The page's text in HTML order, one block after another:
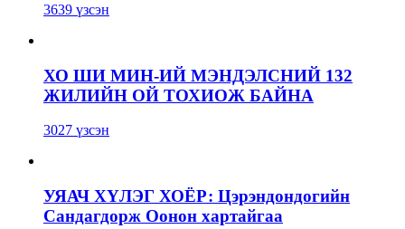
3639 үзсэн
ХО ШИ МИН-ИЙ МЭНДЭЛСНИЙ 132
ЖИЛИЙН ОЙ ТОХИОЖ БАЙНА
3027 үзсэн
УЯАЧ ХҮЛЭГ ХОЁР: Цэрэндондогийн
Сандагдорж Оонон хартайгаа